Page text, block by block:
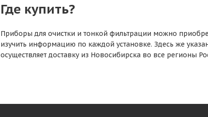
Где купить?
Приборы для очистки и тонкой фильтрации можно
изучить информацию по каждой установке. Здесь же
осуществляет доставку из Новосибирска во все регионы